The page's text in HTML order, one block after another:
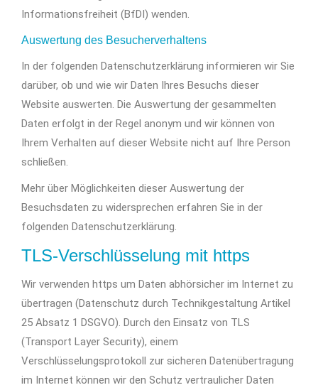
Informationsfreiheit (BfDI) wenden.
Auswertung des Besucherverhaltens
In der folgenden Datenschutzerklärung informieren wir Sie
darüber, ob und wie wir Daten Ihres Besuchs dieser
Website auswerten. Die Auswertung der gesammelten
Daten erfolgt in der Regel anonym und wir können von
Ihrem Verhalten auf dieser Website nicht auf Ihre Person
schließen.
Mehr über Möglichkeiten dieser Auswertung der
Besuchsdaten zu widersprechen erfahren Sie in der
folgenden Datenschutzerklärung.
TLS-Verschlüsselung mit https
Wir verwenden https um Daten abhörsicher im Internet zu
übertragen (Datenschutz durch Technikgestaltung Artikel
25 Absatz 1 DSGVO). Durch den Einsatz von TLS
(Transport Layer Security), einem
Verschlüsselungsprotokoll zur sicheren Datenübertragung
im Internet können wir den Schutz vertraulicher Daten